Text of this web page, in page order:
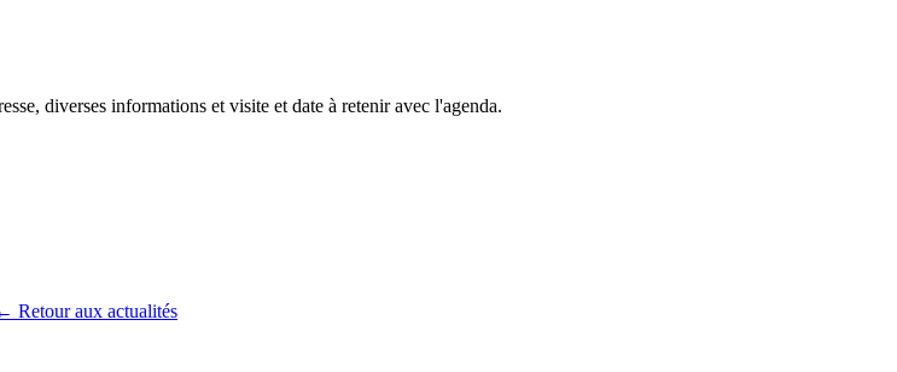
diverses informations et visite et date à retenir avec l'agenda.
Retour aux actualités